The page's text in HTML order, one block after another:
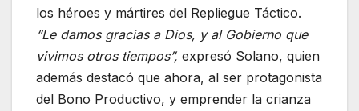
los héroes y mártires del Repliegue Táctico.
“Le damos gracias a Dios, y al Gobierno que
vivimos otros tiempos”, expresó Solano, quien
además destacó que ahora, al ser protagonista
del Bono Productivo, y emprender la crianza